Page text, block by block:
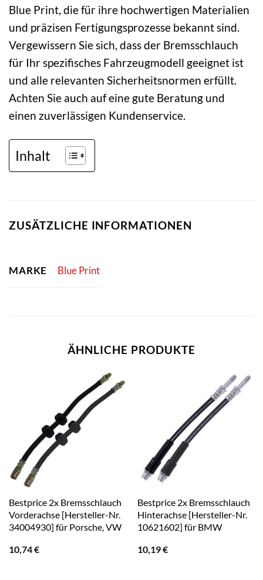
Blue Print, die für ihre hochwertigen Materialien
und präzisen Fertigungsprozesse bekannt sind.
Vergewissern Sie sich, dass der Bremsschlauch
für Ihr spezifisches Fahrzeugmodell geeignet ist
und alle relevanten Sicherheitsnormen erfüllt.
Achten Sie auch auf eine gute Beratung und
einen zuverlässigen Kundenservice.
Inhalt
ZUSÄTZLICHE INFORMATIONEN
MARKE Blue Print
ÄHNLICHE PRODUKTE
Bestprice 2x Bremsschlauch
Vorderachse [Hersteller-Nr.
34004930] für Porsche, VW
10,74€
Bestprice 2x Bremsschlauch
Hinterachse [Hersteller-Nr.
10621602] für BMW
10,19€